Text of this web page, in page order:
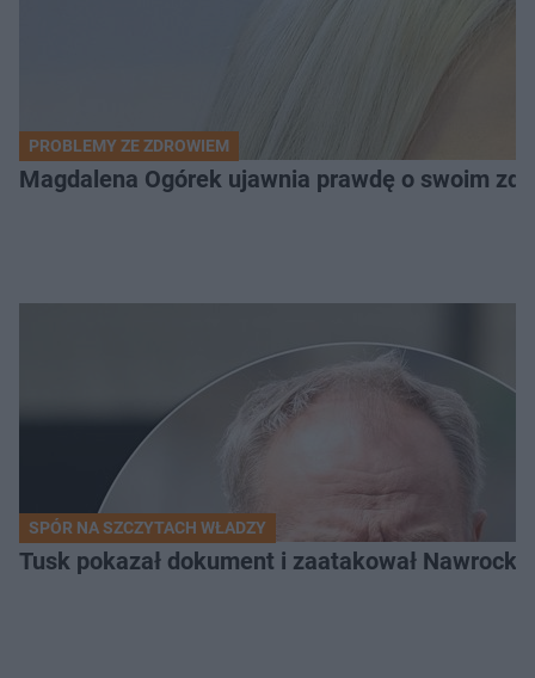
PROBLEMY ZE ZDROWIEM
Magdalena Ogórek ujawnia prawdę o swoim
SPÓR NA SZCZYTACH WŁADZY
Tusk pokazał dokument i zaatakował